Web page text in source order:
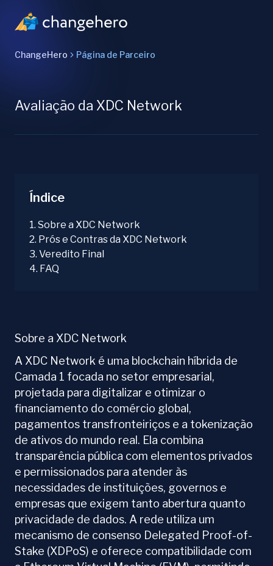
ChangeHero Página de Parceiro
Avaliação da XDC Network
Índice
1. Sobre a XDC Network
2. Prós e Contras da XDC Network
3. Veredito Final
4. FAQ
Sobre a XDC Network
A XDC Network é uma blockchain híbrida de
Camada 1 focada no setor empresarial,
projetada para digitalizar e otimizar o
financiamento do comércio global,
pagamentos transfronteiriços e a tokenização
de ativos do mundo real. Ela combina
transparência pública com elementos privados
e permissionados para atender às
necessidades de instituições, governos e
empresas que exigem tanto abertura quanto
privacidade de dados. A rede utiliza um
mecanismo de consenso Delegated Proof-of-
Stake (XDPoS) e oferece compatibilidade com